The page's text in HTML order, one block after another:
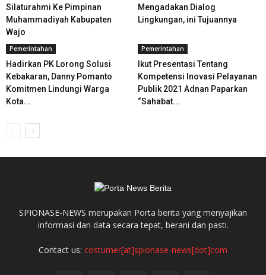
Silaturahmi Ke Pimpinan
Muhammadiyah Kabupaten
Wajo
Mengadakan Dialog
Lingkungan, ini Tujuannya
Pemerintahan
Hadirkan PK Lorong Solusi
Kebakaran, Danny Pomanto
Komitmen Lindungi Warga
Kota...
Pemerintahan
Ikut Presentasi Tentang
Kompetensi Inovasi Pelayanan
Publik 2021 Adnan Paparkan
“Sahabat...
SPIONASE-NEWS merupakan Porta berita yang menyajikan
informasi dan data secara tepat, berani dan pasti.
Contact us: costumer[at]spionase-news[dot]com